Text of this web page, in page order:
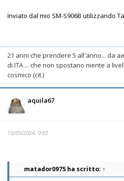
Inviato dal mio SM-S906B utilizzando
21 anni che prendere 5 all'anno... da
di ITA ... che non spostano niente a
cosmico (cit.)
aquila67
10/05/2024, 0:07
matador0975 ha scritto: ↑